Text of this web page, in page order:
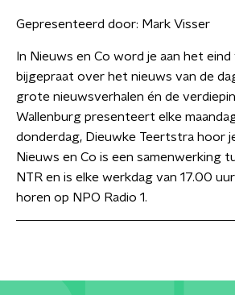
Gepresenteerd door: Mark Visser
In Nieuws en Co word je aan het eind
bijgepraat over het nieuws van de
grote nieuwsverhalen én de
Wallenburg presenteert elke
donderdag, Dieuwke Teertstra hoor
Nieuws en Co is een samenwerking
NTR en is elke werkdag van 17.00
horen op NPO Radio 1.